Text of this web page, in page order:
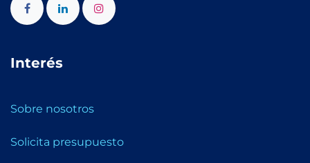
Interés
Sobre nosotros
Solicita presupuesto